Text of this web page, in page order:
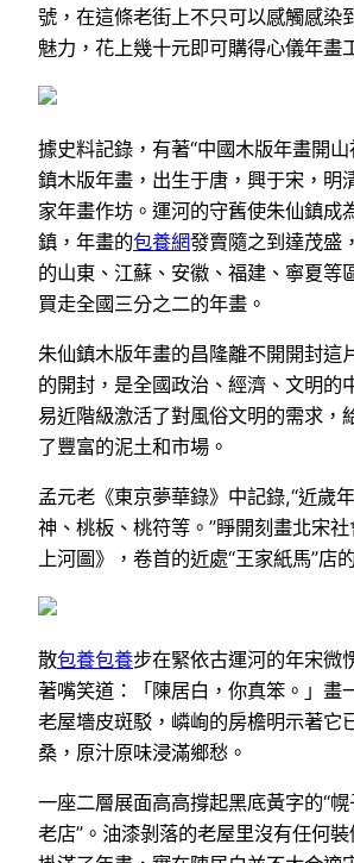
號，在這條老街上不只可以感觸感染
魅力，花上幾十元即可購得心儀年畫
據史料記錄，有著“中國木版年畫開
鎮木版年畫，出生于唐，興于宋，明
家年畫作坊。運河的守舊使朱仙鎮成
鎮，年畫的包養網發賣隨之到達茂盛
的山東、江蘇、安徽、福建、寧夏等
買走全國三分之二的年畫。
朱仙鎮木版年畫的昌隆離不開開封這
的開封，是全國政治、經濟、文明的
易近階級激活了對風俗文明的需求，
了豐富的泥土和市場。
孟元老《東京夢華錄》中記錄,“近歲
神、桃板、桃符等。”睜開刻畫北宋
上河圖》，卷首的近處“王家紙馬”店
散包養包養步在緊依古運河的年宋微
著嘴笑道：「陳居白，你真笨。」畫
老屋墻皮斑駁，嶙峋的房檐明示著它
桑，原汁原味浸滿鄉愁。
一座二層展面高高撐起黑底黃字的“幌
老店”。油漆剝落的老屋里沒有任何